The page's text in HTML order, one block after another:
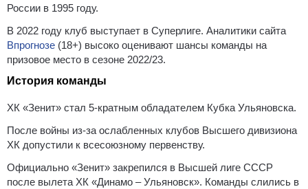
России в 1995 году.
В 2022 году клуб выступает в Суперлиге. Аналитики сайта
Впрогнозе (18+) высоко оценивают шансы команды на
призовое место в сезоне 2022/23.
История команды
ХК «Зенит» стал 5-кратным обладателем Кубка Ульяновска.
После войны из-за ослабленных клубов Высшего дивизиона
ХК допустили к всесоюзному первенству.
Официально «Зенит» закрепился в Высшей лиге СССР
после вылета ХК «Динамо – Ульяновск». Команды слились в